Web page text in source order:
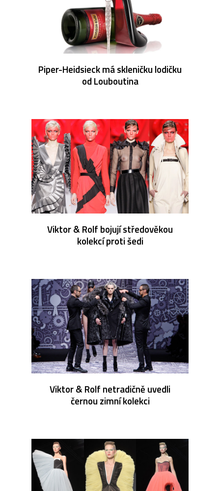
Piper-Heidsieck má skleničku lodičku
od Louboutina
Viktor & Rolf bojují středověkou
kolekcí proti šedi
Viktor & Rolf netradičně uvedli
černou zimní kolekci